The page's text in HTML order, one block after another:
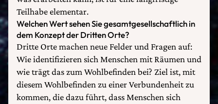
Teilhabe elementar.
Welchen Wert sehen Sie gesamtgesellschaftlich in
dem Konzept der Dritten Orte?
Dritte Orte machen neue Felder und Fragen auf:
Wie identifizieren sich Menschen mit Räumen und
wie trägt das zum Wohlbefinden bei? Ziel ist, mit
diesem Wohlbefinden zu einer Verbundenheit zu
kommen, die dazu führt, dass Menschen sich